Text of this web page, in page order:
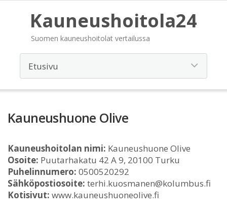
Kauneushoitola24
Suomen kauneushoitolat vertailussa
Kauneushuone Olive
Kauneushoitolan nimi: Kauneushuone Olive
Osoite: Puutarhakatu 42 A 9, 20100 Turku
Puhelinnumero: 0500520292
Sähköpostiosoite: terhi.kuosmanen@kolumbus.fi
Kotisivut: www.kauneushuoneolive.fi